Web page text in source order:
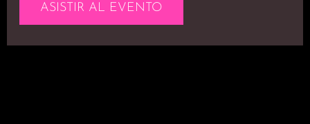
ASISTIR AL EVENTO